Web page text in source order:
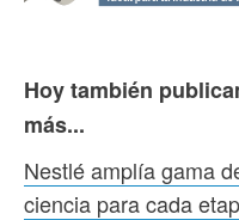
Hoy también
más...
Nestlé amplía gama
ciencia para cada